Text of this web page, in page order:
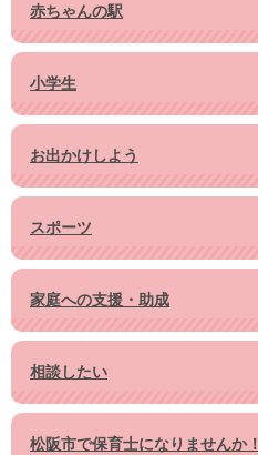
赤ちゃんの駅
小学生
お出かけしよう
スポーツ
家庭への支援・助成
相談したい
松阪市で保育士になりませんか！